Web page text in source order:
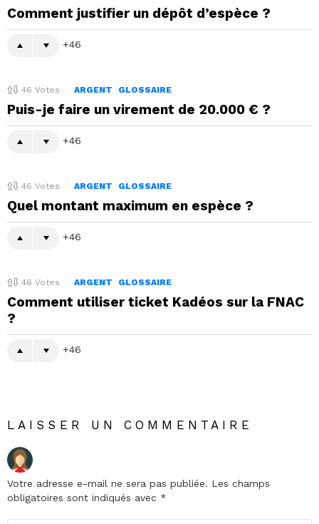
Comment justifier un dépôt d’espèce ?
46
46 Votes ARGENT GLOSSAIRE
Puis-je faire un virement de 20.000 € ?
46
46 Votes ARGENT GLOSSAIRE
Quel montant maximum en espèce ?
46
46 Votes ARGENT GLOSSAIRE
Comment utiliser ticket Kadéos sur la FNAC
?
46
LAISSER UN COMMENTAIRE
Votre adresse e-mail ne sera pas publiée. Les champs
obligatoires sont indiqués avec *